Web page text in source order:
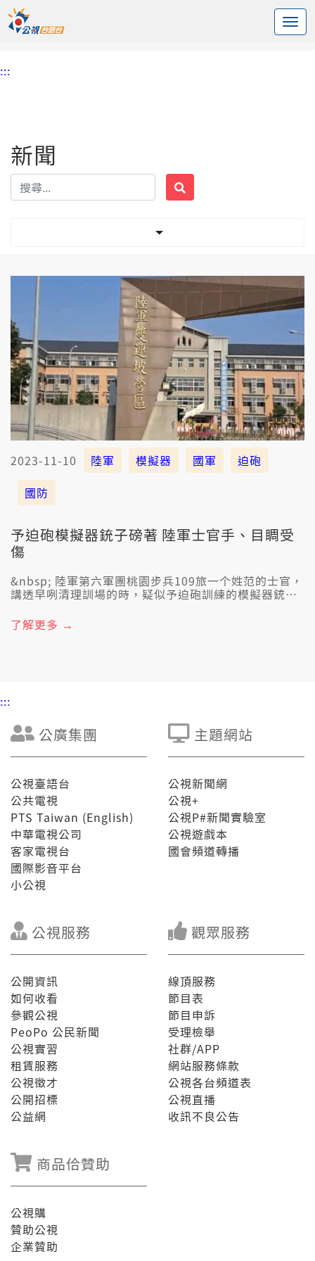
中央內容區塊
頭頁
:::
新聞
2023-11-10 陸軍 模擬器 國軍
迫砲
國防
予迫砲模擬器銃子磅著 陸軍士官手、目睭受
傷
&nbsp; 陸軍第六軍團桃園步兵109旅一个姓范的士官，
講透早咧清理訓場的時，疑似予迫砲訓練的模擬器銃子
軍第一時間派人處理，設專案小組調查。
了解更多 →
:::
公廣集團
公視臺語台
公共電視
PTS Taiwan (English)
中華電視公司
客家電視台
國際影音平台
小公視
主題網站
公視新聞網
公視+
公視P#新聞實驗室
公視遊戲本
國會頻道轉播
公視服務
公開資訊
如何收看
參觀公視
PeoPo 公民新聞
公視實習
租賃服務
公視徵才
公開招標
公益網
觀眾服務
線頂服務
節目表
節目申訴
受理檢舉
社群/APP
網站服務條款
公視各台頻道表
公視直播
收訊不良公告
商品佮贊助
公視購
贊助公視
企業贊助